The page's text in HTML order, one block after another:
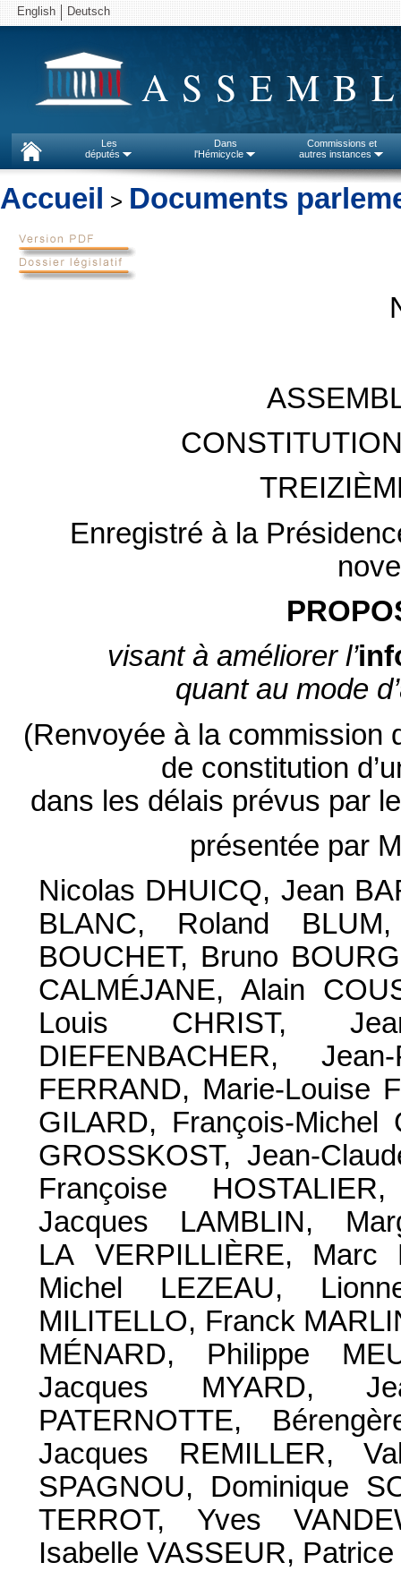
English Deutsch
Les
députés
Dans
l'Hémicycle
Commissions et
autres instances
Accueil > Documents
Enregistré à la
visant à améliorer l’
quant au mode d’
(Renvoyée à la commission
de constitution
dans les délais prévus par
présentée par
Nicolas DHUICQ, Jean
BLANC, Roland
BOUCHET, Bruno
CALMÉJANE, Alain
Louis CHRIST,
DIEFENBACHER,
FERRAND, Marie-Louise
GILARD, François-Michel
GROSSKOST, Jean-
Françoise
Jacques LAMBLIN,
LA VERPILLIÈRE, Marc
Michel LEZEAU,
MILITELLO, Franck
MÉNARD, Philippe
Jacques MYARD,
PATERNOTTE,
Jacques REMILLER,
SPAGNOU, Dominique
TERROT, Yves
Isabelle VASSEUR,